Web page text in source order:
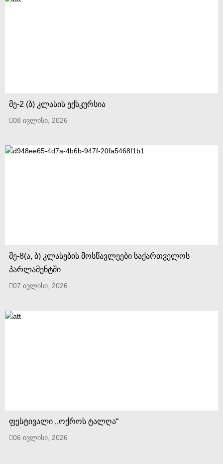
მე-2 (ბ) კლასის ექსკურსია
08 ივლისი, 2026
მე-8(ა, ბ) კლასების მოსწავლეები საქართველოს
პარლამენტში
07 ივლისი, 2026
ფესტივალი ,,ოქროს ტალღა“
06 ივლისი, 2026